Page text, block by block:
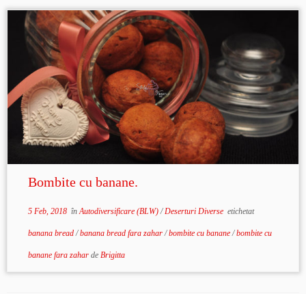
Bombite cu banane.
5 Feb, 2018înAutodiversificare (BLW)/Deserturi Diverse etichetat
banana bread/banana bread fara zahar/bombite cu banane/bombite cu
banane fara zahar de Brigitta